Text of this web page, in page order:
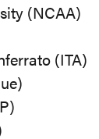
(NCAA)
(ITA)